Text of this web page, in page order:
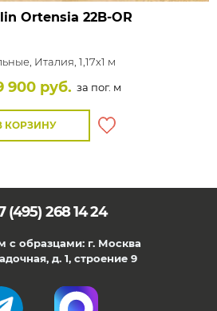
Ortensia 22B-OR
Италия, 1,17x1 м
900 руб. за пог. м
КОРЗИНУ
(495) 268 14 24
с образцами: г. Москва
д. 1, строение 9